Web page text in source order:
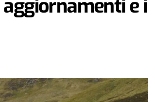
aggiornamenti e i